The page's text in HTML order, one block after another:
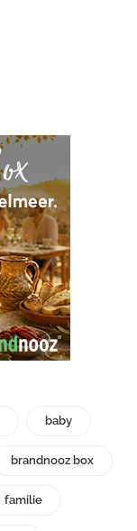
baby
brandnooz box
familie